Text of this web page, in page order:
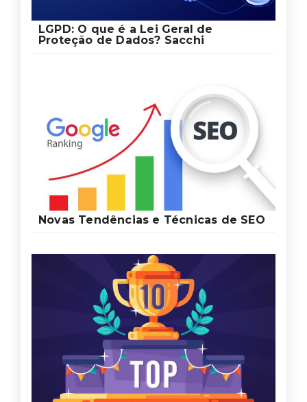
LGPD: O que é a Lei Geral de
Proteção de Dados? Sacchi
Novas Tendências e Técnicas de SEO